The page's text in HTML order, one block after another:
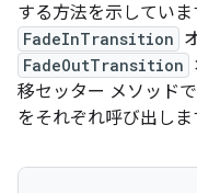
する方法を示してい
FadeInTransition
FadeOutTransition
移セッター メソッドで
をそれぞれ呼び出しま